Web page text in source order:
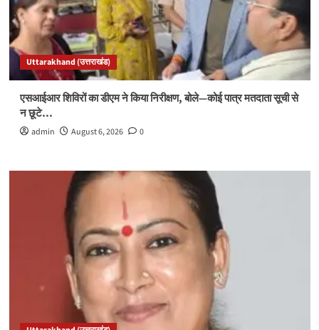
Uttarakhand (उत्तराखंड)
एसआईआर शिविरों का डीएम ने किया निरीक्षण, बोले—कोई पात्र मतदाता सूची से
न छूटे…
admin August 6, 2026 0